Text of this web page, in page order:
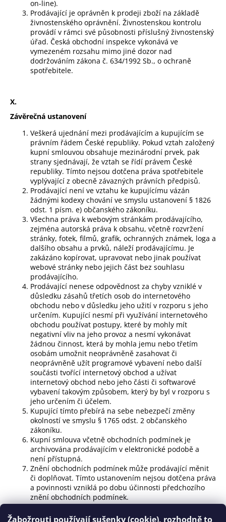
Žabožrouti používají sušenky (cookie), rozhodně to
on-line).
Prodávající je oprávněn k prodeji zboží na základě
živnostenského oprávnění. Živnostenskou kontrolu
provádí v rámci své působnosti příslušný živnostenský
úřad. Česká obchodní inspekce vykonává ve
vymezeném rozsahu mimo jiné dozor nad
dodržováním zákona č. 634/1992 Sb., o ochraně
spotřebitele.
X.
Závěrečná ustanovení
Veškerá ujednání mezi prodávajícím a kupujícím se
právním řádem České republiky. Pokud vztah založený
kupní smlouvou obsahuje mezinárodní prvek, pak
strany sjednávají, že vztah se řídí právem České
republiky. Tímto nejsou dotčena práva spotřebitele
vyplývající z obecně závazných právních předpisů.
Prodávající není ve vztahu ke kupujícímu vázán
žádnými kodexy chování ve smyslu ustanovení § 1826
odst. 1 písm. e) občanského zákoníku.
Všechna práva k webovým stránkám prodávajícího,
zejména autorská práva k obsahu, včetně rozvržení
stránky, fotek, filmů, grafik, ochranných známek, loga a
dalšího obsahu a prvků, náleží prodávajícímu. Je
zakázáno kopírovat, upravovat nebo jinak používat
webové stránky nebo jejich část bez souhlasu
prodávajícího.
Prodávající nenese odpovědnost za chyby vzniklé v
důsledku zásahů třetích osob do internetového
obchodu nebo v důsledku jeho užití v rozporu s jeho
určením. Kupující nesmí při využívání internetového
obchodu používat postupy, které by mohly mít
negativní vliv na jeho provoz a nesmí vykonávat
žádnou činnost, která by mohla jemu nebo třetím
osobám umožnit neoprávněně zasahovat či
neoprávněně užít programové vybavení nebo další
součásti tvořící internetový obchod a užívat
internetový obchod nebo jeho části či softwarové
vybavení takovým způsobem, který by byl v rozporu s
jeho určením či účelem.
Kupující tímto přebírá na sebe nebezpečí změny
okolností ve smyslu § 1765 odst. 2 občanského
zákoníku.
Kupní smlouva včetně obchodních podmínek je
archivována prodávajícím v elektronické podobě a
není přístupná.
Znění obchodních podmínek může prodávající měnit
či doplňovat. Tímto ustanovením nejsou dotčena práva
a povinnosti vzniklá po dobu účinnosti předchozího
znění obchodních podmínek.
Přílohou obchodních podmínek je vzorový formulář
pro odstoupení od smlouvy.